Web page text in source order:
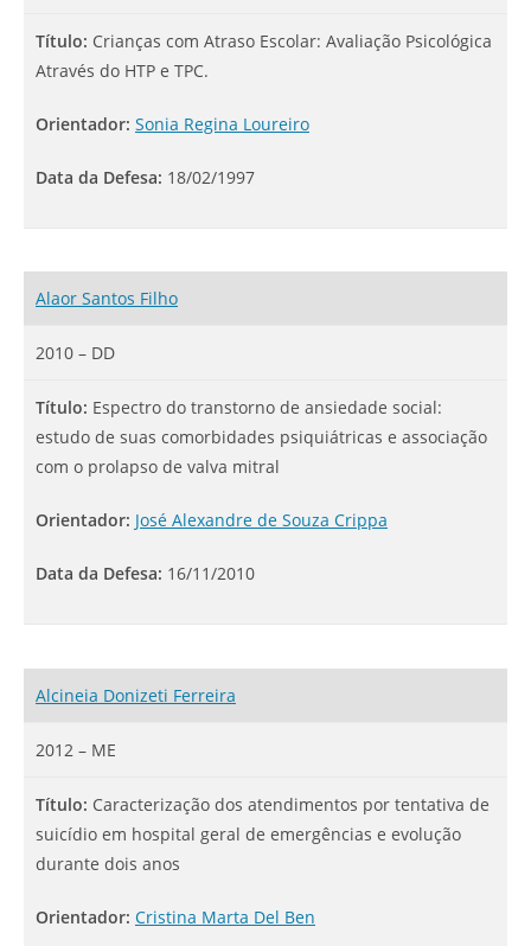
Título: Crianças com Atraso Escolar: Avaliação Psicológica
Através do HTP e TPC.
Orientador: Sonia Regina Loureiro
Data da Defesa: 18/02/1997
Alaor Santos Filho
2010 – DD
Título: Espectro do transtorno de ansiedade social:
estudo de suas comorbidades psiquiátricas e associação
com o prolapso de valva mitral
Orientador: José Alexandre de Souza Crippa
Data da Defesa: 16/11/2010
Alcineia Donizeti Ferreira
2012 – ME
Título: Caracterização dos atendimentos por tentativa de
suicídio em hospital geral de emergências e evolução
durante dois anos
Orientador: Cristina Marta Del Ben